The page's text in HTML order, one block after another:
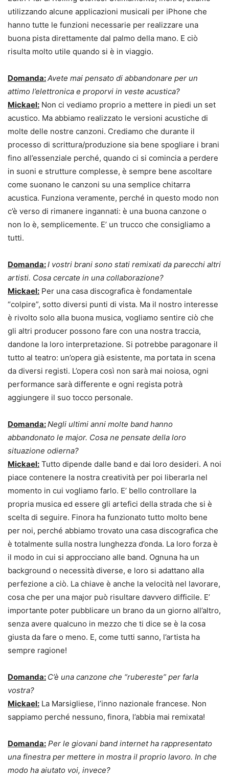
utilizzando alcune applicazioni musicali per iPhone che
hanno tutte le funzioni necessarie per realizzare una
buona pista direttamente dal palmo della mano. E ciò
risulta molto utile quando si è in viaggio.
Domanda:Avete mai pensato di abbandonare per un
attimo l’elettronica e proporvi in veste acustica?
Mickael: Non ci vediamo proprio a mettere in piedi un set
acustico. Ma abbiamo realizzato le versioni acustiche di
molte delle nostre canzoni. Crediamo che durante il
processo di scrittura/produzione sia bene spogliare i brani
fino all’essenziale perché, quando ci si comincia a perdere
in suoni e strutture complesse, è sempre bene ascoltare
come suonano le canzoni su una semplice chitarra
acustica. Funziona veramente, perché in questo modo non
c’è verso di rimanere ingannati: è una buona canzone o
non lo è, semplicemente. E’ un trucco che consigliamo a
tutti.
Domanda:I vostri brani sono stati remixati da parecchi altri
artisti. Cosa cercate in una collaborazione?
Mickael: Per una casa discografica è fondamentale
“colpire”, sotto diversi punti di vista. Ma il nostro interesse
è rivolto solo alla buona musica, vogliamo sentire ciò che
gli altri producer possono fare con una nostra traccia,
dandone la loro interpretazione. Si potrebbe paragonare il
tutto al teatro: un’opera già esistente, ma portata in scena
da diversi registi. L’opera così non sarà mai noiosa, ogni
performance sarà differente e ogni regista potrà
aggiungere il suo tocco personale.
Domanda:Negli ultimi anni molte band hanno
abbandonato le major. Cosa ne pensate della loro
situazione odierna?
Mickael: Tutto dipende dalle band e dai loro desideri. A noi
piace contenere la nostra creatività per poi liberarla nel
momento in cui vogliamo farlo. E’ bello controllare la
propria musica ed essere gli artefici della strada che si è
scelta di seguire. Finora ha funzionato tutto molto bene
per noi, perché abbiamo trovato una casa discografica che
è totalmente sulla nostra lunghezza d’onda. La loro forza è
il modo in cui si approcciano alle band. Ognuna ha un
background o necessità diverse, e loro si adattano alla
perfezione a ciò. La chiave è anche la velocità nel lavorare,
cosa che per una major può risultare davvero difficile. E’
importante poter pubblicare un brano da un giorno all’altro,
senza avere qualcuno in mezzo che ti dice se è la cosa
giusta da fare o meno. E, come tutti sanno, l’artista ha
sempre ragione!
Domanda: C’è una canzone che “rubereste” per farla
vostra?
Mickael: La Marsigliese, l’inno nazionale francese. Non
sappiamo perché nessuno, finora, l’abbia mai remixata!
Domanda: Per le giovani band internet ha rappresentato
una finestra per mettere in mostra il proprio lavoro. In che
modo ha aiutato voi, invece?